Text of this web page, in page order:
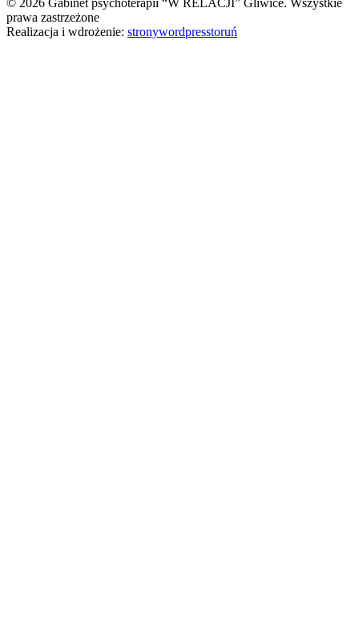
prawa zastrzeżone
Realizacja i wdrożenie: stronywordpresstoruń